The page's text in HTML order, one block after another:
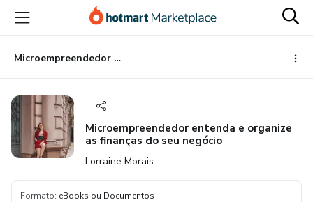
para
conteúdo
principal
para
pagamento
para
rodapé
Microempreendedor entenda e organize as finanças do seu negócio
Microempreendedor entenda e organize
as finanças do seu negócio
Lorraine Morais
Formato: eBooks ou Documentos